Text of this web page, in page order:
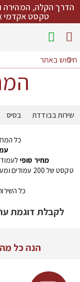
הדרך הקלה, המהירה
טקסט אקדמי
שירות בבודדת בסיס
כל
מחיר סופילעמוד
טקסט של 200 עמודים ומעלה –
כל
לקבלת דוגמת
הנה כל